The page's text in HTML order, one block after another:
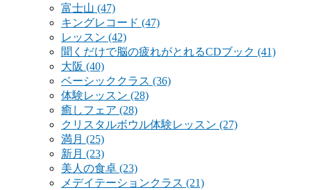
富士山 (47)
キングレコード (47)
レッスン (42)
聞くだけで脳の疲れがとれるCDブック (41)
大阪 (40)
ベーシッククラス (36)
体験レッスン (28)
癒しフェア (28)
クリスタルボウル体験レッスン (27)
満月 (25)
新月 (23)
美人の食卓 (23)
メデイテーションクラス (21)